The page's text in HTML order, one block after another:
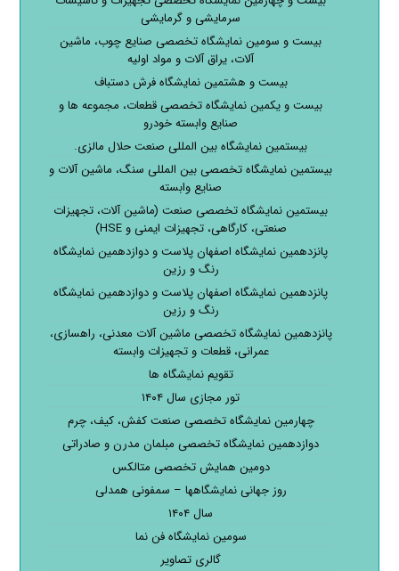
سرمایشی و گرمایشی
بیست و سومین نمایشگاه تخصصی صنایع چوب، ماشین
آلات، یراق آلات و مواد اولیه
بیست و هشتمین نمایشگاه فرش دستباف
بیست و یکمین نمایشگاه تخصصی قطعات، مجموعه ها و
صنایع وابسته خودرو
بیستمین نمایشگاه بین المللی صنعت حلال مالزی.
بیستمین نمایشگاه تخصصی بین المللی سنگ، ماشین آلات و
صنایع وابسته
بیستمین نمایشگاه تخصصی صنعت (ماشین آلات، تجهیزات
صنعتی، کارگاهی، تجهیزات ایمنی و HSE)
پانزدهمین نمایشگاه اصفهان پلاست و دوازدهمین نمایشگاه
رنگ و رزین
پانزدهمین نمایشگاه اصفهان پلاست و دوازدهمین نمایشگاه
رنگ و رزین
پانزدهمین نمایشگاه تخصصی ماشین آلات معدنی، راهسازی،
عمرانی، قطعات و تجهیزات وابسته
تقویم نمایشگاه ها
تور مجازی سال ۱۴۰۴
چهارمین نمایشگاه تخصصی صنعت کفش، کیف، چرم
دوازدهمین نمایشگاه تخصصی مبلمان مدرن و صادراتی
دومین همایش تخصصی متالکس
روز جهانی نمایشگاهها – سمفونی همدلی
سال ۱۴۰۴
سومین نمایشگاه فن نما
گالری تصاویر